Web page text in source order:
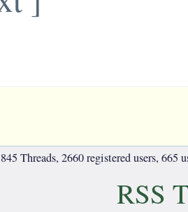
Threads, 2660 registered users, 665
RSS